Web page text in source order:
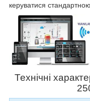
керуватися
Технічні